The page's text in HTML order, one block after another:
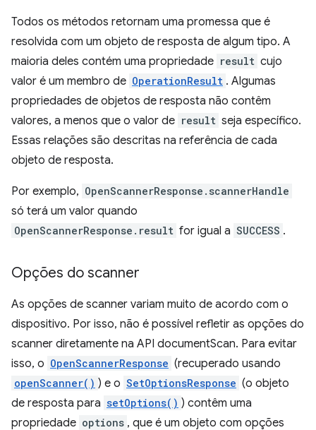
Todos os métodos retornam uma promessa que é
resolvida com um objeto de resposta de algum tipo. A
maioria deles contém uma propriedade result cujo
valor é um membro de OperationResult . Algumas
propriedades de objetos de resposta não contêm
valores, a menos que o valor de result seja específico.
Essas relações são descritas na referência de cada
objeto de resposta.
Por exemplo, OpenScannerResponse.scannerHandle
só terá um valor quando
OpenScannerResponse.result for igual a SUCCESS .
Opções do scanner
As opções de scanner variam muito de acordo com o
dispositivo. Por isso, não é possível refletir as opções do
scanner diretamente na API documentScan. Para evitar
isso, o OpenScannerResponse (recuperado usando
openScanner() ) e o SetOptionsResponse (o objeto
de resposta para setOptions() ) contêm uma
propriedade options , que é um objeto com opções